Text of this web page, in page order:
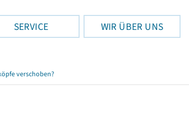
SERVICE WIR ÜBER UNS
verschoben?